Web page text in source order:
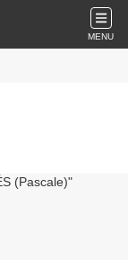
MENU